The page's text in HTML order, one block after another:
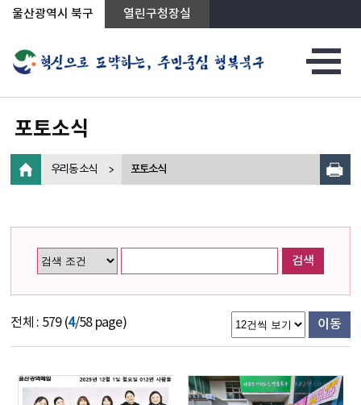
상단메뉴로 바로가기
전체메뉴로 바로가기
왼쪽메뉴로 바로가기
본문으로 바로가기
울산광역시 북구 열린구청장실
포토소식
우리동 소식 포토소식
검색
전체 : 579 (4/58 page) 이동